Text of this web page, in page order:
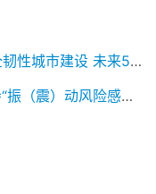
城市生命线工程建设将步入高潮
风险感知系统”上线运行